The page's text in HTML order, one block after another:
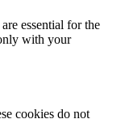
essential for the
with your
cookies do not